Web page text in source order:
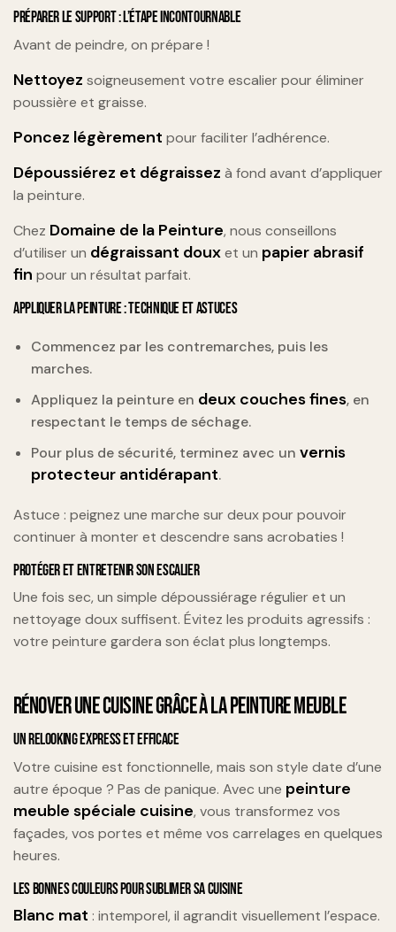
PRÉPARER LE SUPPORT : L’ÉTAPE INCONTOURNABLE
Avant de peindre, on prépare !
Nettoyez soigneusement votre escalier pour éliminer
poussière et graisse.
Poncez légèrement pour faciliter l’adhérence.
Dépoussiérez et dégraissez à fond avant d’appliquer
la peinture.
Chez Domaine de la Peinture, nous conseillons
d’utiliser un dégraissant douxet un papier abrasif
fin pour un résultat parfait.
APPLIQUER LA PEINTURE : TECHNIQUE ET ASTUCES
Commencez par les contremarches, puis les
marches.
Appliquez la peinture en deux couches fines, en
respectant le temps de séchage.
Pour plus de sécurité, terminez avec un vernis
protecteur antidérapant.
Astuce : peignez une marche sur deux pour pouvoir
continuer à monter et descendre sans acrobaties !
PROTÉGER ET ENTRETENIR SON ESCALIER
Une fois sec, un simple dépoussiérage régulier et un
nettoyage doux suffisent. Évitez les produits agressifs :
votre peinture gardera son éclat plus longtemps.
RÉNOVER UNE CUISINE GRÂCE À LA PEINTURE MEUBLE
UN RELOOKING EXPRESS ET EFFICACE
Votre cuisine est fonctionnelle, mais son style date d’une
autre époque ? Pas de panique. Avec une peinture
meuble spéciale cuisine, vous transformez vos
façades, vos portes et même vos carrelages en quelques
heures.
LES BONNES COULEURS POUR SUBLIMER SA CUISINE
Blanc mat : intemporel, il agrandit visuellement l’espace.